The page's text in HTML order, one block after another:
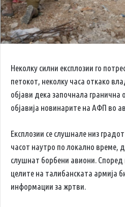
Неколку силни експлозии го
петокот, неколку часа откако
објави дека започнала
објавија новинарите на АФП во
Експлозии се слушнале низ
часот наутро по локално време,
слушнат борбени авиони.
целите на талибанската армија
информации за жртви.